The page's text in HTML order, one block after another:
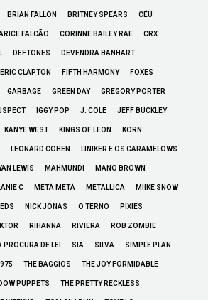
BRIAN FALLON BRITNEY SPEARS CÉU
FALCÃO CORINNE BAILEY RAE CRX
DEFTONES DEVENDRA BANHART
ERIC CLAPTON FIFTH HARMONY FOXES
GARBAGE GREEN DAY GREGORY PORTER
IGGY POP J. COLE JEFF BUCKLEY
KANYE WEST KINGS OF LEON KORN
LEONARD COHEN LINIKER E OS CARAMELOWS
LEWIS MAHMUNDI MANO BROWN
C METÁ METÁ METALLICA MIIKE SNOW
NICK JONAS O TERNO PIXIES
RIHANNA RIVIERA ROB ZOMBIE
PROCURA DE LEI SIA SILVA SIMPLE PLAN
THE BAGGIOS THE JOY FORMIDABLE
PUPPETS THE PRETTY RECKLESS